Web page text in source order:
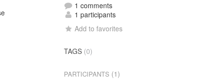
1 comments
1 participants
Add to favorites
TAGS (0)
PARTICIPANTS (1)